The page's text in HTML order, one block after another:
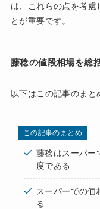
は、これらの点を考慮
とが重要です。
藤稔の値段相場を総
以下はこの記事のまと
この記事のまとめ
藤稔はスーパー
度である
スーパーでの価
る